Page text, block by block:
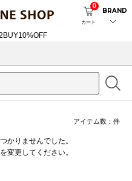
カート
0
BRAND
アイテム数： 件
かりませんでした。
変更してください。